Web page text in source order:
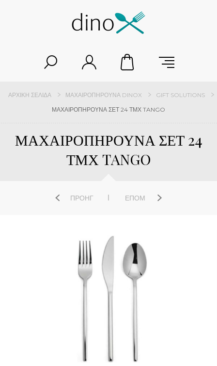
ΑΡΧΙΚΉ ΣΕΛΊΔΑ ΜΑΧΑΙΡΟΠΉΡΟΥΝΑ DINOX
GIFT SOLUTIONS
ΜΑΧΑΙΡΟΠΗΡΟΥΝΑ ΣΕΤ 24 ΤΜΧ TANGO
ΜΑΧΑΙΡΟΠΗΡΟΥΝΑ ΣΕΤ 24
ΤΜΧ TANGO
ΠΡΟΗΓ ΕΠΌΜ